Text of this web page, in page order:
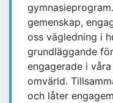
gemenskap,
oss vägledning i
grundläggande
engagerade i
omvärld.
och låter